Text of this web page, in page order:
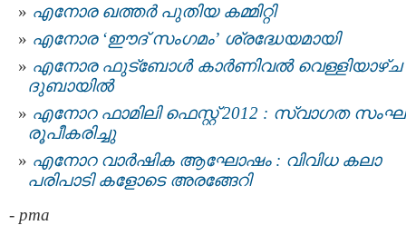
എനോര ഖത്തര്‍ പുതിയ കമ്മിറ്റി
എനോര ‘ഈദ് സംഗമം’ ശ്രദ്ധേയമായി
എനോര ഫുട്‍ബോൾ കാർണിവൽ വെള്ളിയാഴ്ച
ദുബായിൽ
എനോറ ഫാമിലി ഫെസ്റ്റ് 2012 : സ്വാഗത
രൂപീകരിച്ചു
എനോറ വാർഷിക ആഘോഷം : വിവിധ കലാ
പരിപാടി കളോടെ അരങ്ങേറി
- pma